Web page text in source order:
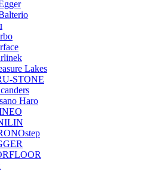
Lakes
STONE
Haro